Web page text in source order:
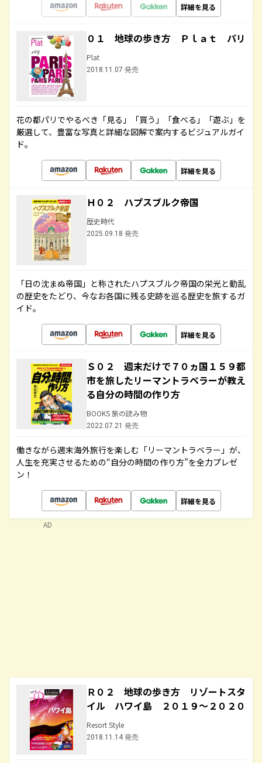
詳細を見る
０１ 地球の歩き方 Ｐｌａｔ パリ
Plat
2018.11.07 発売
花の都パリでやるべき「見る」「買う」「食べる」「遊ぶ」を
厳選して、豊富な写真と詳細な図解で案内するビジュアルガイ
ド。
詳細を見る
Ｈ０２ ハプスブルク帝国
歴史時代
2025.09.18 発売
「日の沈まぬ帝国」と称されたハプスブルク帝国の栄光と動乱
の歴史をたどり、今なお各国に残る史跡を巡る歴史を旅するガ
イド。
詳細を見る
Ｓ０２ 週末だけで７０ヵ国１５９都
市を旅したリーマントラベラーが教え
る自分の時間の作り方
BOOKS 旅の読み物
2022.07.21 発売
働きながら週末海外旅行を楽しむ「リーマントラベラー」が、
人生を充実させるための“自分の時間の作り方”を全力プレゼ
ン！
詳細を見る
Ｒ０２ 地球の歩き方 リゾートスタ
イル ハワイ島 ２０１９～２０２０
Resort Style
2018.11.14 発売
AD